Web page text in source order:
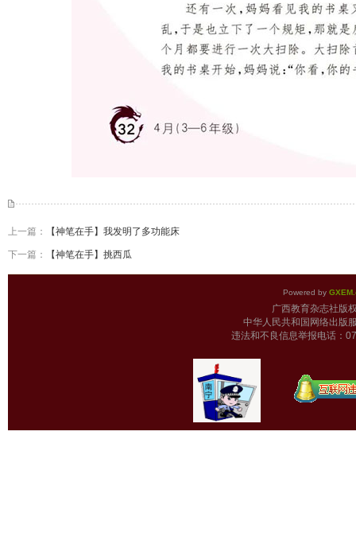
上一篇： 【神笔在手】我发明了多功能床
下一篇： 【神笔在手】挑西瓜
Powered by
广西教育杂志
中华人民共和国网络出版
违法和不良信息举报电话：